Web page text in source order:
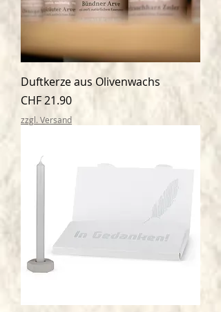
Duftkerze aus Olivenwachs
Preis
CHF 21.90
zzgl. Versand